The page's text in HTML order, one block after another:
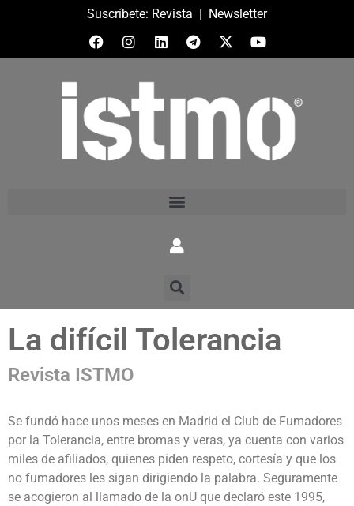
Suscríbete: Revista | Newsletter
La difícil Tolerancia
Revista ISTMO
Se fundó hace unos meses en Madrid el Club de Fumadores
por la Tolerancia, entre bromas y veras, ya cuenta con varios
miles de afiliados, quienes piden respeto, cortesía y que los
no fumadores les sigan dirigiendo la palabra. Seguramente
se acogieron al llamado de la o­nU que declaró este 1995,